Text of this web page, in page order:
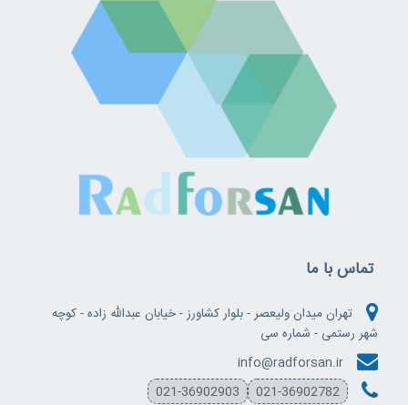
تماس با ما
تهران میدان ولیعصر - بلوار کشاورز - خیابان عبدالله زاده - کوچه
شهر رستمی - شماره سی
info@radforsan.ir
021-36902903
021-36902782